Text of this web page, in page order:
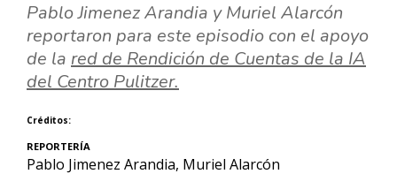
Pablo Jimenez Arandia y Muriel Alarcón
reportaron para este episodio con el apoyo
de la red de Rendición de Cuentas de la IA
del Centro Pulitzer.
Créditos:
REPORTERÍA
Pablo Jimenez Arandia, Muriel Alarcón